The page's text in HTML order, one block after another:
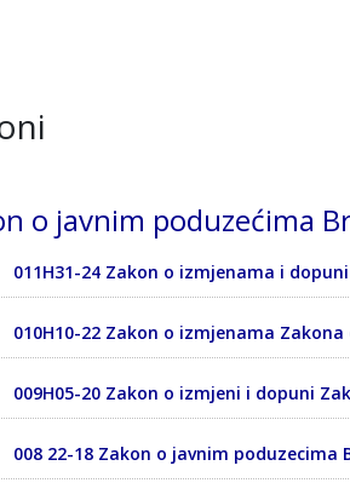
o javnim poduzećima
011H31-24 Zakon o izmjenama i
010H10-22 Zakon o izmjenama
009H05-20 Zakon o izmjeni i dopuni
008 22-18 Zakon o javnim poduzecima